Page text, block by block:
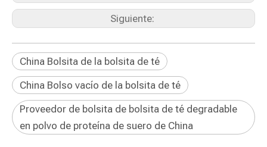
Siguiente:
China Bolsita de la bolsita de té
China Bolso vacío de la bolsita de té
Proveedor de bolsita de bolsita de té degradable
en polvo de proteína de suero de China